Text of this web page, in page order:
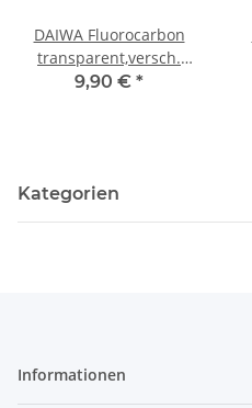
DAIWA Fluorocarbon
transparent,versch.
Durchmesser
9,90 € *
Kategorien
Informationen